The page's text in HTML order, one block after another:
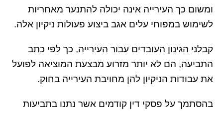
ומשום כך העירייה אינה יכולה להתנער מאחריות
לשימוש במפוחי עלים אגב ביצוע פעולות ניקיון אלה.
קבלני הגינון העובדים עבור העירייה, כך לפי כתב
התביעה, הם לא יותר מזרוע מבצעת המוציאה לפועל
את עבודות הניקיון להן מחויבת העירייה בחוק.
בהסתמך על פסקי דין קודמים אשר נתנו בתביעות